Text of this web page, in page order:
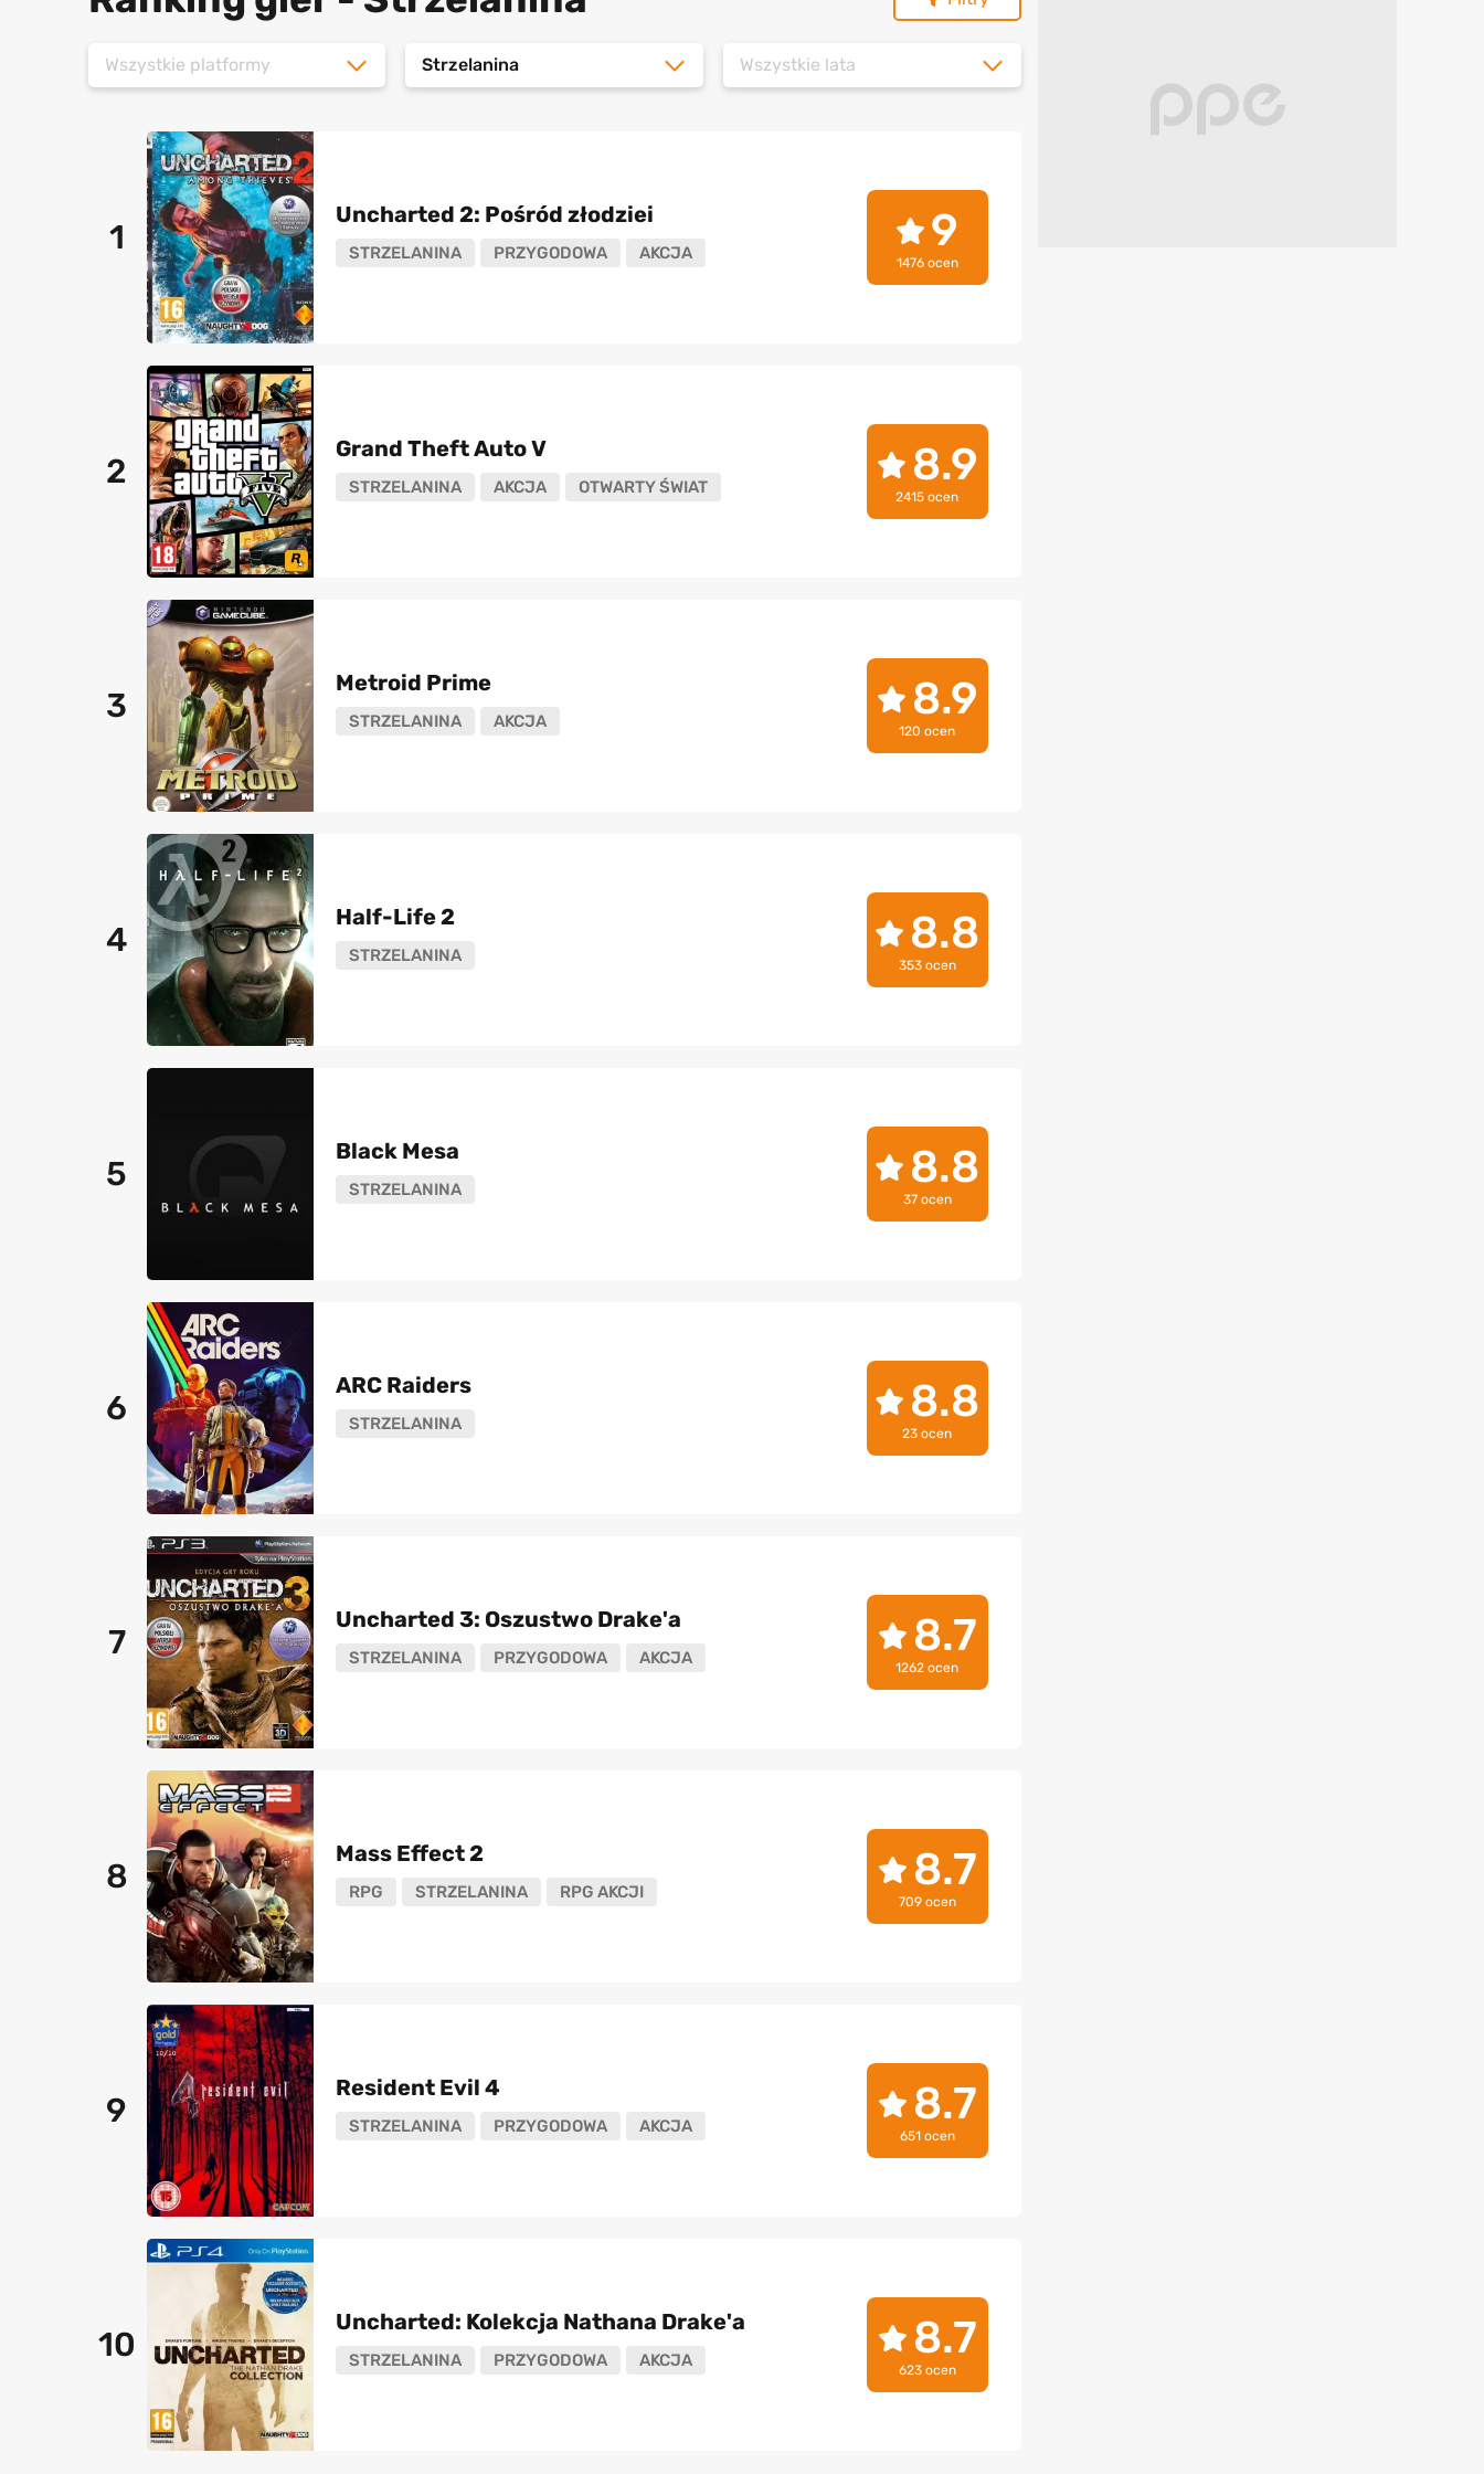
Wszystkie platformy Strzelanina Wszystkie lata
1
Uncharted 2: Pośród złodziei
STRZELANINA PRZYGODOWA AKCJA 9
1476 ocen
2
Grand Theft Auto V
STRZELANINA AKCJA OTWARTY ŚWIAT 8.9
2415 ocen
3
Metroid Prime
STRZELANINA AKCJA 8.9
120 ocen
4
Half-Life 2
STRZELANINA 8.8
353 ocen
5
Black Mesa
STRZELANINA 8.8
37 ocen
6
ARC Raiders
STRZELANINA 8.8
23 ocen
7
Uncharted 3: Oszustwo Drake'a
STRZELANINA PRZYGODOWA AKCJA 8.7
1262 ocen
8
Mass Effect 2
RPG STRZELANINA RPG AKCJI 8.7
709 ocen
9
Resident Evil 4
STRZELANINA PRZYGODOWA AKCJA 8.7
651 ocen
10
Uncharted: Kolekcja Nathana Drake'a
STRZELANINA PRZYGODOWA AKCJA 8.7
623 ocen